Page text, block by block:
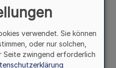
verwendet. Sie können
oder nur solchen,
Seite zwingend erforderlich